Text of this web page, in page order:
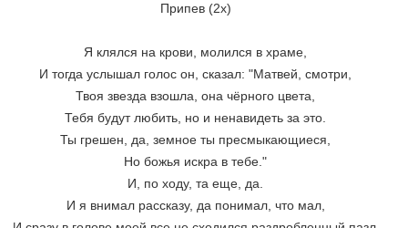
Припев (2x)
Я клялся на крови, молился в храме,
И тогда услышал голос он, сказал: "Матвей, смотри,
Твоя звезда взошла, она чёрного цвета,
Тебя будут любить, но и ненавидеть за это.
Ты грешен, да, земное ты пресмыкающиеся,
Но божья искра в тебе."
И, по ходу, та еще, да.
И я внимал рассказу, да понимал, что мал,